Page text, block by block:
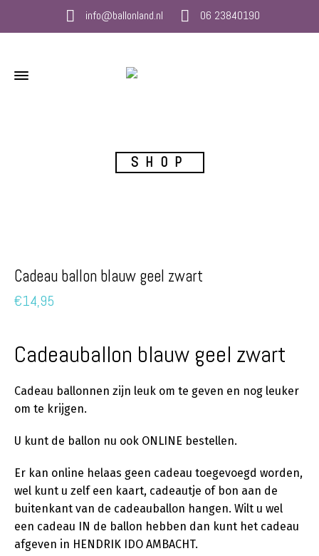
info@ballonland.nl 06 23840190
SHOP
Cadeau ballon blauw geel zwart
€14,95
Cadeauballon blauw geel zwart
Cadeau ballonnen zijn leuk om te geven en nog leuker
om te krijgen.
U kunt de ballon nu ook ONLINE bestellen.
Er kan online helaas geen cadeau toegevoegd worden,
wel kunt u zelf een kaart, cadeautje of bon aan de
buitenkant van de cadeauballon hangen. Wilt u wel
een cadeau IN de ballon hebben dan kunt het cadeau
afgeven in HENDRIK IDO AMBACHT.